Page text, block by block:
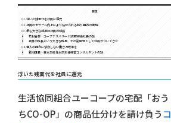
目次
浮いた残業代を社員に還元
社員のモラール向上により任せられる取り組みの実現
最も大きな成果は社員の成長
花村省吾・コープデリバリー 代表取締役社長の話
社員の成長という大きな成果、その副産物として利益がついてきた
個人の能力に依存しない働き方改革を
鍜治田良・日本生産性本部主任経営コンサルタントの話
浮いた残業代を社員に還元
生活協同組合ユーコープの宅配「おう
ちCO-OP」の商品仕分けを請け負う コ